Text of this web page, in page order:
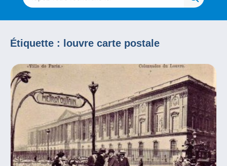
Étiquette : louvre carte postale